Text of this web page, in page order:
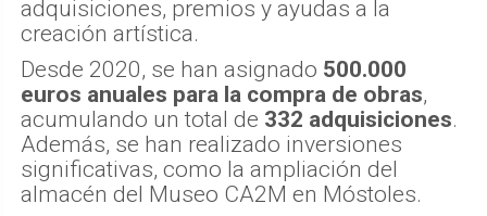
adquisiciones, premios y ayudas a la
creación artística.
Desde 2020, se han asignado 500.000
euros anuales para la compra de obras,
acumulando un total de 332 adquisiciones.
Además, se han realizado inversiones
significativas, como la ampliación del
almacén del Museo CA2M en Móstoles.